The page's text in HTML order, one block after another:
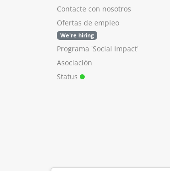
Contacte con nosotros
Ofertas de empleo
We're hiring
Programa 'Social Impact'
Asociación
Status